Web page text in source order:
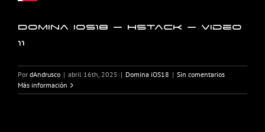
Domina iOS18 – HStack – Video
11
Por dAndrusco | abril 16th, 2025 | Domina iOS18 | Sin comentarios
Más información